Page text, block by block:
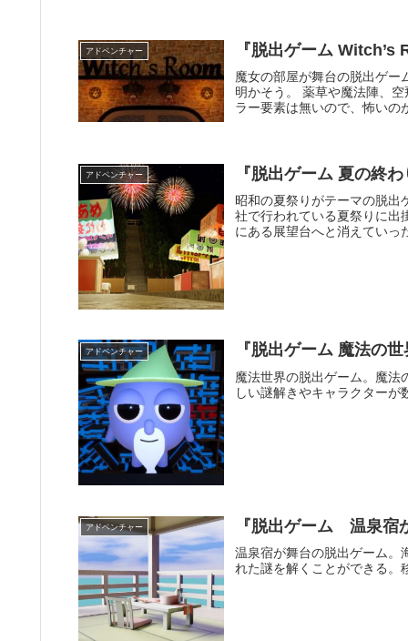
アドベンチャー 『脱出ゲーム
魔女の部屋が舞台の脱出ゲー
明かそう。 薬草や魔法陣、
ラー要素は無いので、怖いの
アドベンチャー 『脱出ゲーム 夏の終
昭和の夏祭りがテーマの脱
社で行われている夏祭りに出
にある展望台へと消えていっ
アドベンチャー 『脱出ゲーム 魔法の
魔法世界の脱出ゲーム。魔法
しい謎解きやキャラクター
アドベンチャー 『脱出ゲーム 温泉宿
温泉宿が舞台の脱出ゲーム。
れた謎を解くことができる。